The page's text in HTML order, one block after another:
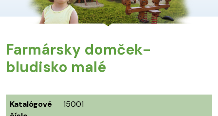
Farmársky domček-
bludisko malé
Katalógové
15001